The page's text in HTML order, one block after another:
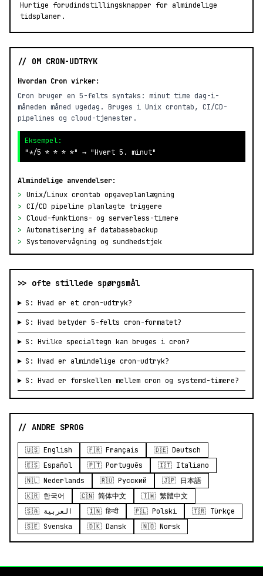
Hurtige forudindstillingsknapper for almindelige
tidsplaner.
// OM CRON-UDTRYK
Hvordan Cron virker:
Cron bruger en 5-felts syntaks: minut time dag-i-
måneden måned ugedag. Bruges i Unix crontab, CI/CD-
pipelines og cloud-tjenester.
Eksempel:
"*/5 * * * *" → "Hvert 5. minut"
Almindelige anvendelser:
> Unix/Linux crontab opgaveplanlægning
> CI/CD pipeline planlagte triggere
> Cloud-funktions- og serverless-timere
> Automatisering af databasebackup
>
Systemovervågning og sundhedstjek
>> ofte stillede spørgsmål
S: Hvad er et cron-udtryk?
S: Hvad betyder 5-felts cron-formatet?
S: Hvilke specialtegn kan bruges i cron?
S: Hvad er almindelige cron-udtryk?
S: Hvad er forskellen mellem cron og systemd-timere?
// ANDRE SPROG
🇺🇸 English 🇫🇷 Français
🇩🇪 Deutsch
🇪🇸 Español
🇵🇹 Português
🇮🇹 Italiano
🇳🇱 Nederlands
🇷🇺 Русский
🇯🇵 日本語
🇰🇷 한국어
🇨🇳 简体中文
🇹🇼 繁體中文
🇸🇦 العربية
🇮🇳 हिन्दी 🇵🇱 Polski
🇹🇷 Türkçe
🇸🇪 Svenska
🇩🇰 Dansk 🇳🇴 Norsk